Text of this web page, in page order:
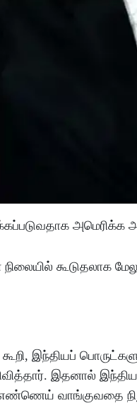
அமெரிக்க
இந்தியப்
இதனால்
எண்ணெய் வாங்குவதை